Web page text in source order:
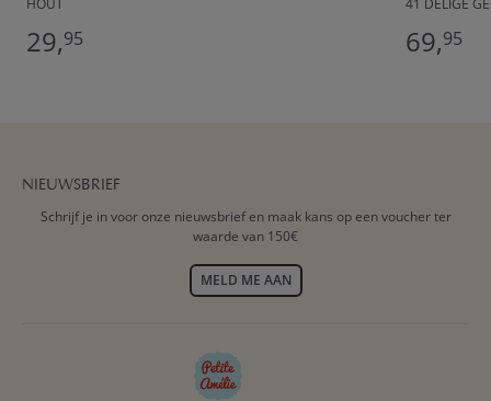
HOUT
29,95
41 DELIGE
69,95
NIEUWSBRIEF
Schrijf je in voor onze nieuwsbrief en maak kans op een voucher ter
waarde van 150€
MELD ME AAN